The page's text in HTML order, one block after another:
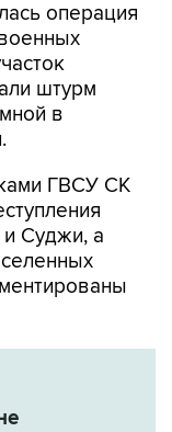
операция
штурм
в
ГВСУ СК
Суджи, а